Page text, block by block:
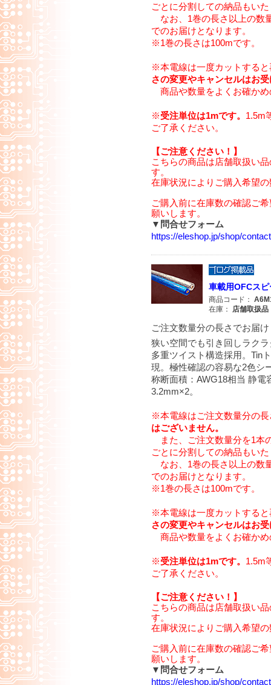
ごとに分割しての納品もい
なお、1巻の長さ以上の数
でのお届けとなります。
※1巻の長さは100mです。
※本電線は一度カットする
さの変更やキャンセルはお
商品や数量をよくお確か
※受注単位は1mです。 1.5m
ご了承ください。
【ご注意ください！】
こちらの商品は店舗取扱い
す。
在庫状況によりご購入希望
ご購入前に在庫数の確認ご
願いします。
▼問合せフォーム
https://eleshop.jp/shop/
車載用OFCス
商品コード：
在庫：
店舗取扱
ご注文数量分の長さでお届け
狭い空間でも引き回しラク
多重ツイスト構造採用。Tin
現。極性確認の容易な2色シ
称断面積：AWG18相当 静
3.2mm×2。
※本電線はご注文数量分の
はございません。
また、ご注文数量分を1本
ごとに分割しての納品もい
なお、1巻の長さ以上の数
でのお届けとなります。
※1巻の長さは100mです。
※本電線は一度カットする
さの変更やキャンセルはお
商品や数量をよくお確か
※受注単位は1mです。 1.5m
ご了承ください。
【ご注意ください！】
こちらの商品は店舗取扱い
す。
在庫状況によりご購入希望
ご購入前に在庫数の確認ご
願いします。
▼問合せフォーム
https://eleshop.jp/shop/